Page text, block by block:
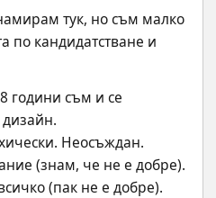
тук, но съм малко
по кандидатстване и
години съм и се
Неосъждан.
(знам, че не е добре).
(пак не е добре).